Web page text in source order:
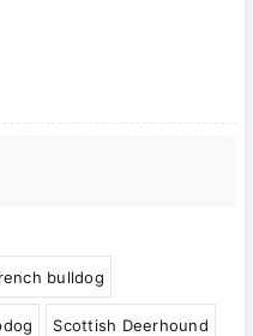
bulldog
Scottish Deerhound